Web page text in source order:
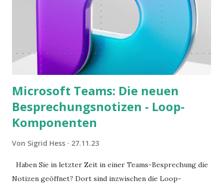
Microsoft Teams: Die neuen
Besprechungsnotizen - Loop-
Komponenten
Von Sigrid Hess 27.11.23
Haben Sie in letzter Zeit in einer Teams-Besprechung die
Notizen geöffnet? Dort sind inzwischen die Loop-